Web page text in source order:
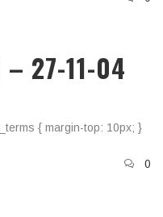
– 27-11-04
{ margin-top: 10px; }
0